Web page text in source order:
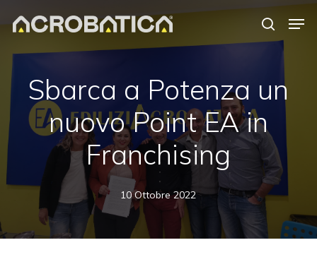
to
search
Sbarca a Potenza un
nuovo Point EA in
Franchising
10 Ottobre 2022
Close